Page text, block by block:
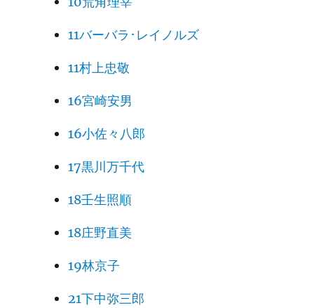
11バーバラ･レイノルズ
11村上忠敬
16宮崎安男
16小佐々八郎
17黒川万千代
18壬生照順
18庄野直美
19林京子
21下中弥三郎